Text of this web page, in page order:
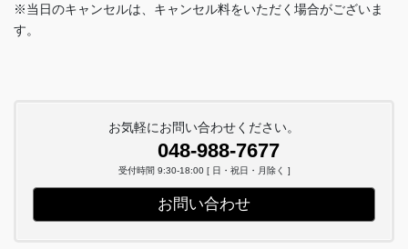
※当日のキャンセルは、キャンセル料をいただく場合がございま
す。
お気軽にお問い合わせください。
048-988-7677
受付時間 9:30-18:00 [ 日・祝日・月除く ]
お問い合わせ